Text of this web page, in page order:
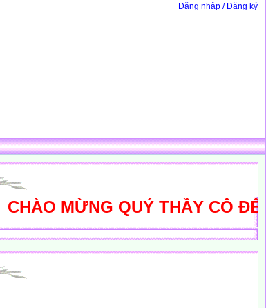
Đăng nhập / Đăng ký
CHÀO MỪNG QUÝ THẦY CÔ